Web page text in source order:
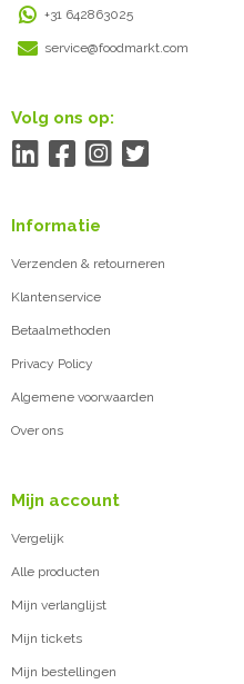
+31 642863025
service@foodmarkt.com
Volg ons op:
Informatie
Verzenden & retourneren
Klantenservice
Betaalmethoden
Privacy Policy
Algemene voorwaarden
Over ons
Mijn account
Vergelijk
Alle producten
Mijn verlanglijst
Mijn tickets
Mijn bestellingen